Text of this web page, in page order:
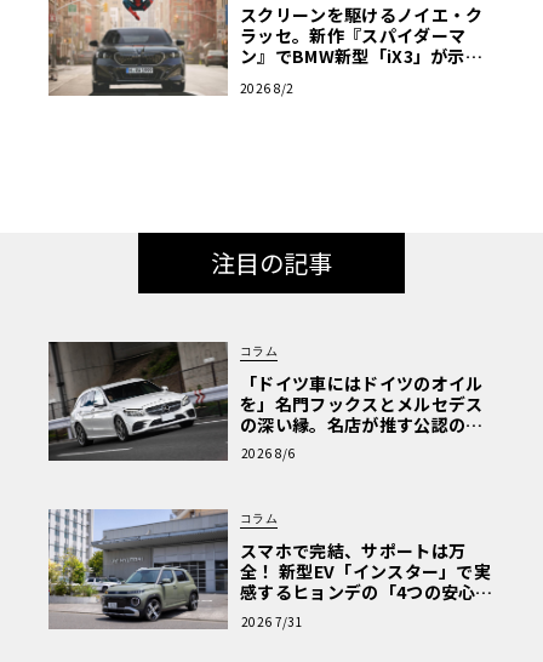
スクリーンを駆けるノイエ・ク
ラッセ。新作『スパイダーマ
ン』でBMW新型「iX3」が示す
2026 8/2
注目の記事
コラム
「ドイツ車にはドイツのオイル
を」名門フックスとメルセデス
の深い縁。名店が推す公認の安
心と、Cクラスで味わうシルキー
な走り〈PR〉
2026 8/6
コラム
スマホで完結、サポートは万
全！ 新型EV「インスター」で実
感するヒョンデの「4つの安心」
【第1回・ヒョンデ6つの疑問：
Why? Hyundai?】〈PR〉
2026 7/31